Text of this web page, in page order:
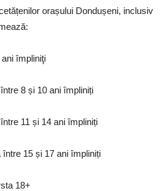
orașului Dondușeni, inclusiv
împliniţi
8 și 10 ani împliniți
11 și 14 ani împliniți
15 și 17 ani împliniți
18+